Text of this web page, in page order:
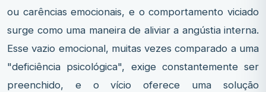
ou carências emocionais, e o comportamento viciado
surge como uma maneira de aliviar a angústia interna.
Esse vazio emocional, muitas vezes comparado a uma
"deficiência psicológica", exige constantemente ser
preenchido, e o vício oferece uma solução